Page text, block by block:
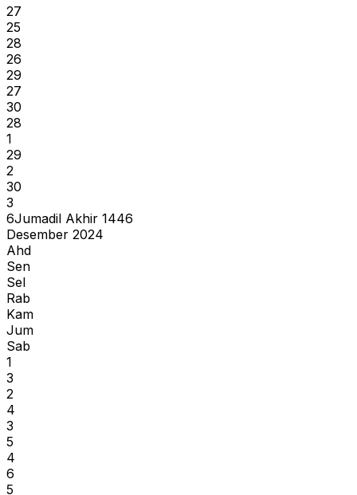
27
25
28
26
29
27
30
28
1
29
2
30
3
6Jumadil Akhir 1446
Desember 2024
Ahd
Sen
Sel
Rab
Kam
Jum
Sab
1
3
2
4
3
5
4
6
5